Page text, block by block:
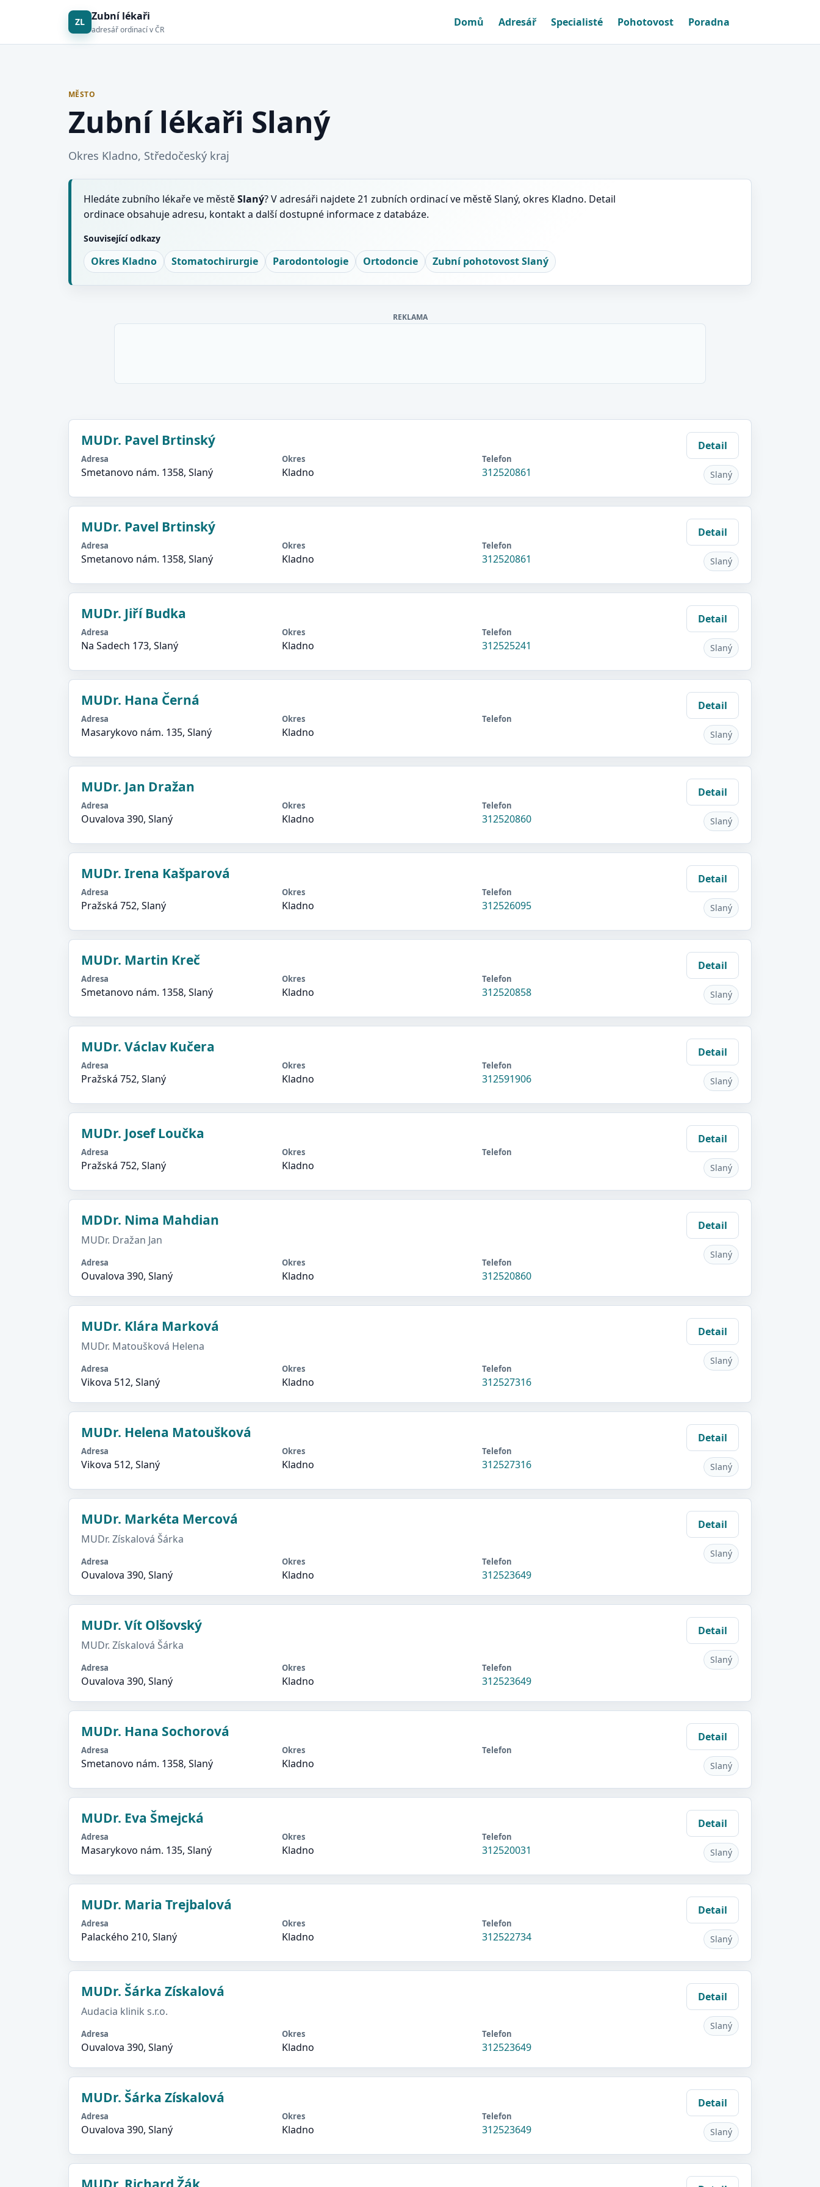
ZL Zubní lékaři
adresář ordinací v ČR
Domů Adresář Specialisté Pohotovost Poradna
MĚSTO
Zubní lékaři Slaný
Okres Kladno, Středočeský kraj
Hledáte zubního lékaře ve městěSlaný? V adresáři najdete 21 zubních ordinací ve městě Slaný, okres Kladno. Detail
ordinace obsahuje adresu, kontakt a další dostupné informace z databáze.
Související odkazy
Okres Kladno Stomatochirurgie Parodontologie Ortodoncie Zubní pohotovost Slaný
REKLAMA
MUDr. Pavel Brtinský
Adresa
Smetanovo nám. 1358, Slaný
Okres
Kladno
Telefon
312520861
Detail
Slaný
MUDr. Pavel Brtinský
Adresa
Smetanovo nám. 1358, Slaný
Okres
Kladno
Telefon
312520861
Detail
Slaný
MUDr. Jiří Budka
Adresa
Na Sadech 173, Slaný
Okres
Kladno
Telefon
312525241
Detail
Slaný
MUDr. Hana Černá
Adresa
Masarykovo nám. 135, Slaný
Okres
Kladno
Telefon
Detail
Slaný
MUDr. Jan Dražan
Adresa
Ouvalova 390, Slaný
Okres
Kladno
Telefon
312520860
Detail
Slaný
MUDr. Irena Kašparová
Adresa
Pražská 752, Slaný
Okres
Kladno
Telefon
312526095
Detail
Slaný
MUDr. Martin Kreč
Adresa
Smetanovo nám. 1358, Slaný
Okres
Kladno
Telefon
312520858
Detail
Slaný
MUDr. Václav Kučera
Adresa
Pražská 752, Slaný
Okres
Kladno
Telefon
312591906
Detail
Slaný
MUDr. Josef Loučka
Adresa
Pražská 752, Slaný
Okres
Kladno
Telefon
Detail
Slaný
MDDr. Nima Mahdian
MUDr. Dražan Jan
Adresa
Ouvalova 390, Slaný
Okres
Kladno
Telefon
312520860
Detail
Slaný
MUDr. Klára Marková
MUDr. Matoušková Helena
Adresa
Vikova 512, Slaný
Okres
Kladno
Telefon
312527316
Detail
Slaný
MUDr. Helena Matoušková
Adresa
Vikova 512, Slaný
Okres
Kladno
Telefon
312527316
Detail
Slaný
MUDr. Markéta Mercová
MUDr. Získalová Šárka
Adresa
Ouvalova 390, Slaný
Okres
Kladno
Telefon
312523649
Detail
Slaný
MUDr. Vít Olšovský
MUDr. Získalová Šárka
Adresa
Ouvalova 390, Slaný
Okres
Kladno
Telefon
312523649
Detail
Slaný
MUDr. Hana Sochorová
Adresa
Smetanovo nám. 1358, Slaný
Okres
Kladno
Telefon
Detail
Slaný
MUDr. Eva Šmejcká
Adresa
Masarykovo nám. 135, Slaný
Okres
Kladno
Telefon
312520031
Detail
Slaný
MUDr. Maria Trejbalová
Adresa
Palackého 210, Slaný
Okres
Kladno
Telefon
312522734
Detail
Slaný
MUDr. Šárka Získalová
Audacia klinik s.r.o.
Adresa
Ouvalova 390, Slaný
Okres
Kladno
Telefon
312523649
Detail
Slaný
MUDr. Šárka Získalová
Adresa
Ouvalova 390, Slaný
Okres
Kladno
Telefon
312523649
Detail
Slaný